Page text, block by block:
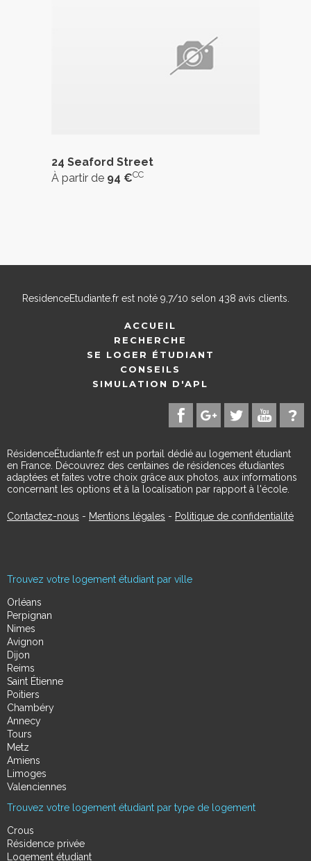
24 Seaford Street
À partir de 94 €CC
ResidenceEtudiante.frest noté 9,7/10 selon 438 avis clients.
ACCUEIL
RECHERCHE
SE LOGER ÉTUDIANT
CONSEILS
SIMULATION D'APL
RésidenceÉtudiante.fr est un portail dédié au logement étudiant
en France. Découvrez des centaines de résidences étudiantes
adaptées et faites votre choix grâce aux photos, aux informations
concernant les options et à la localisation par rapport à l'école.
Contactez-nous - Mentions légales - Politique de confidentialité
Trouvez votre logement étudiant par ville
Orléans
Perpignan
Nimes
Avignon
Dijon
Reims
Saint Étienne
Poitiers
Chambéry
Annecy
Tours
Metz
Amiens
Limoges
Valenciennes
Trouvez votre logement étudiant par type de logement
Crous
Résidence privée
Logement étudiant